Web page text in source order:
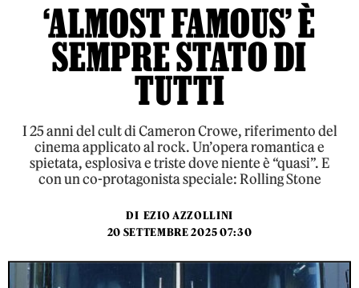
‘ALMOST FAMOUS’ È
SEMPRE STATO DI
TUTTI
I 25 anni del cult di Cameron Crowe, riferimento del
cinema applicato al rock. Un’opera romantica e
spietata, esplosiva e triste dove niente è “quasi”. E
con un co-protagonista speciale: Rolling Stone
DI EZIO AZZOLLINI
20 SETTEMBRE 2025 07:30